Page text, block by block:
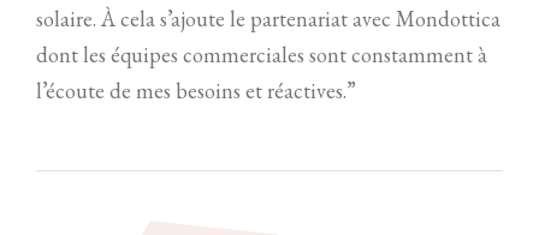
solaire. À cela s’ajoute le partenariat avec Mondottica
dont les équipes commerciales sont constamment à
l’écoute de mes besoins et réactives.”